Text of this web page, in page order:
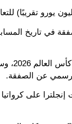
في تاريخ
ويتواجد أندرسون
عن الصفقة.
على كرواتيا